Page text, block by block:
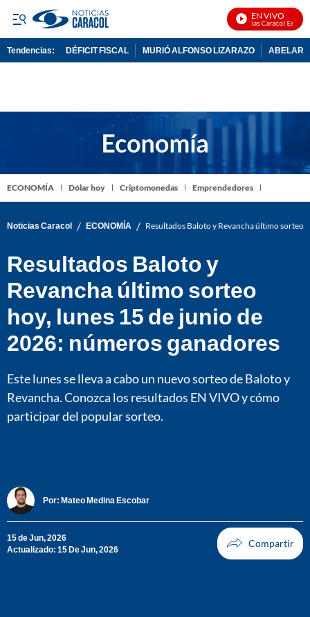
EN VIVO
Noticias Caracol En Vivo
Tendencias: DÉFICIT FISCAL MURIÓ ALFONSO LIZARAZO
ECONOMÍA Dólar hoy Criptomonedas Emprendedores
Noticias Caracol / ECONOMÍA / Resultados Baloto y Revancha último sorteo
Resultados Baloto y
Revancha último sorteo
hoy, lunes 15 de junio de
2026: números ganadores
Este lunes se lleva a cabo un nuevo sorteo de Baloto y
Revancha. Conozca los resultados EN VIVO y cómo
participar del popular sorteo.
Por: Mateo Medina Escobar
15 de Jun, 2026
Actualizado: 15 De Jun, 2026